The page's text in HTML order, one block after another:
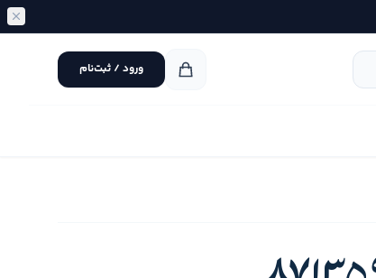
ورود / ثبت‌نام